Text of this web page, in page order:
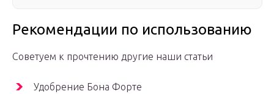
Рекомендации по использованию
Советуем к прочтению другие наши статьи
Удобрение Бона Форте